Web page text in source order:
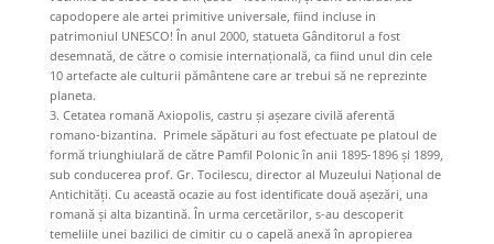
capodopere ale artei primitive universale, fiind incluse in
patrimoniul UNESCO! În anul 2000, statueta Gânditorul a fost
desemnată, de către o comisie internațională, ca fiind unul din cele
10 artefacte ale culturii pământene care ar trebui să ne reprezinte
planeta.
3. Cetatea romană Axiopolis, castru și așezare civilă aferentă
romano-bizantina. Primele săpături au fost efectuate pe platoul de
formă triunghiulară de către Pamfil Polonic în anii 1895-1896 și 1899,
sub conducerea prof. Gr. Tocilescu, director al Muzeului Național de
Antichități. Cu această ocazie au fost identificate două așezări, una
romană și alta bizantină. În urma cercetărilor, s-au descoperit
temeliile unei bazilici de cimitir cu o capelă anexă în apropierea